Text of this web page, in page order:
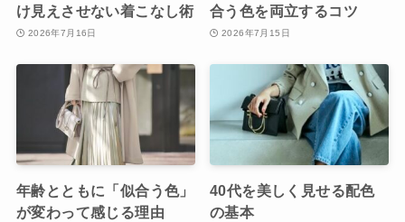
け見えさせない着こなし術
2026年7月16日
合う色を両立するコツ
2026年7月15日
年齢とともに「似合う色」
が変わって感じる理由
40代を美しく見せる配色
の基本